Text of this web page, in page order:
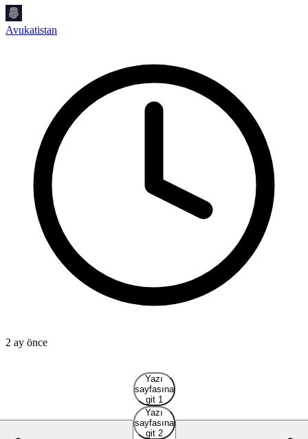
Avukatistan
2 ay önce
Yazı
sayfasına
git 1
Yazı
sayfasına
git 2